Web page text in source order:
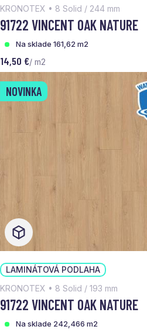
KRONOTEX • 8 Solid / 244 mm
91722 VINCENT OAK NATURE
Na sklade 161,62 m2
14,50 €/ m2
NOVINKA
LAMINÁTOVÁ PODLAHA
KRONOTEX • 8 Solid / 193 mm
91722 VINCENT OAK NATURE
Na sklade 242,466 m2